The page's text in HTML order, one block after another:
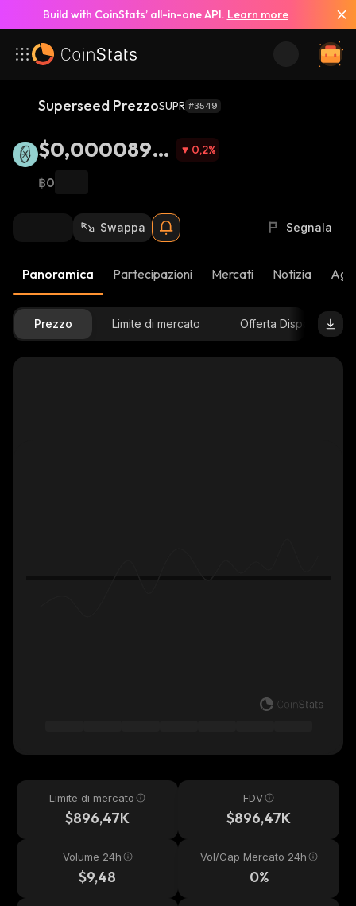
Build with CoinStats’ all-in-one API. Learn more
Superseed PrezzoSUPR #3549
$0,0000896
5
0,2%
฿0
Swappa Segnala
Panoramica Partecipazioni Mercati Notizia
Prezzo Limite di mercato Offerta Disponibile
Limite di mercato
$896,47K
FDV
$896,47K
Volume 24h
$9,48
Vol/Cap Mercato 24h
0%